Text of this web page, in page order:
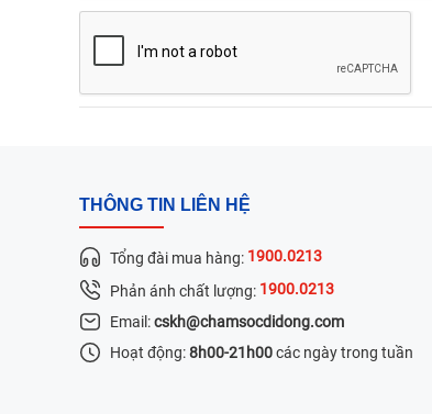
THÔNG TIN LIÊN HỆ
Tổng đài mua hàng: 1900.0213
Phản ánh chất lượng: 1900.0213
Email:cskh@chamsocdidong.com
Hoạt động:8h00-21h00các ngày trong tuần